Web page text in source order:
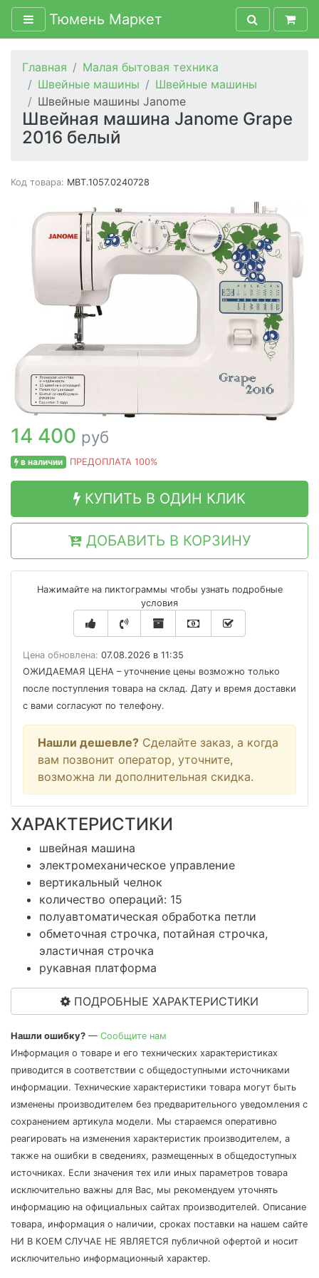
Тюмень Маркет
Главная
Малая бытовая техника
Швейные машины
Швейные машины
Швейные машины Janome
Швейная машина Janome Grape
2016 белый
Код товара: MBT.1057.0240728
14 400 руб
в наличии ПРЕДОПЛАТА 100%
КУПИТЬ В ОДИН КЛИК
ДОБАВИТЬ В КОРЗИНУ
Нажимайте на пиктограммы чтобы узнать подробные
условия
Цена обновлена: 07.08.2026 в 11:35
ОЖИДАЕМАЯ ЦЕНА – уточнение цены возможно только
после поступления товара на склад. Дату и время доставки
с вами согласуют по телефону.
Нашли дешевле? Сделайте заказ, а когда
вам позвонит оператор, уточните,
возможна ли дополнительная скидка.
ХАРАКТЕРИСТИКИ
швейная машина
электромеханическое управление
вертикальный челнок
количество операций: 15
полуавтоматическая обработка петли
обметочная строчка, потайная строчка,
эластичная строчка
рукавная платформа
ПОДРОБНЫЕ ХАРАКТЕРИСТИКИ
Нашли ошибку? — Сообщите нам
Информация о товаре и его технических характеристиках
приводится в соответствии с общедоступными источниками
информации. Технические характеристики товара могут быть
изменены производителем без предварительного уведомления с
сохранением артикула модели. Мы стараемся оперативно
реагировать на изменения характеристик производителем, а
также на ошибки в сведениях, размещенных в общедоступных
источниках. Если значения тех или иных параметров товара
исключительно важны для Вас, мы рекомендуем уточнять
информацию на официальных сайтах производителей. Описание
товара, информация о наличии, сроках поставки на нашем сайте
НИ В КОЕМ СЛУЧАЕ НЕ ЯВЛЯЕТСЯ публичной офертой и носит
исключительно информационный характер.